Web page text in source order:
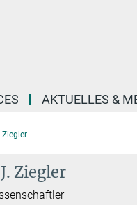
AKTUELLES &
Ziegler
Ziegler